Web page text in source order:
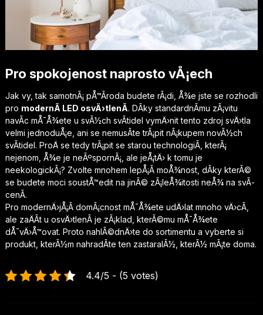
Pro spokojenost naprosto vÅ¡ech
Jak vy, tak samotnÃ¡ pÅ™Ã­roda budete rÃ¡di, Å¾e jste se rozhodli
pro modernÃ­ LED osvÄ›tlenÃ­. DÃ­ky standardnÃ­mu zÃ¡vitu
navÃ­c mÅ¯Å¾ete u svÃ½ch svÃ­tidel vymÄ›nit tento zdroj svÄ›tla
velmi jednoduÅ¡e, ani se nemusÃ­te trÃ¡pit nÃ¡kupem novÃ½ch
svÃ­tidel. ProÄ se tedy trÃ¡pit se starou technologiÃ­, kterÃ¡
nejenom, Å¾e je neÃºspornÃ¡, ale jeÅ¡tÄ› k tomu je
neekologickÃ¡? Zvolte mnohem lepÅ¡Ã­ moÅ¾nost, dÃ­ky kterÃ©
se budete moci soustÅ™edit na jinÃ© zÃ¡leÅ¾itosti neÅ¾ na svÃ­
cenÃ­.
Pro modernÄ›jÅ¡Ã­ domÃ¡cnost mÅ¯Å¾ete udÄ›lat mnoho vÄ›cÃ­,
ale zaÄÃ­t u osvÄ›tlenÃ­ je zÃ¡klad, kterÃ©mu mÅ¯Å¾ete
dÅ¯vÄ›Å™ovat. Proto nahlÃ©dnÄ›te do sortimentu a vyberte si
produkt, kterÃ½m nahradÃ­te ten zastaralÃ½, kterÃ½ mÃ¡te doma.
4.4/5 - (5 votes)